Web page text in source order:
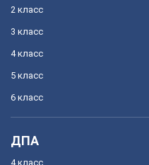
2 класс
3 класс
4 класс
5 класс
6 класс
ДПА
4 класс